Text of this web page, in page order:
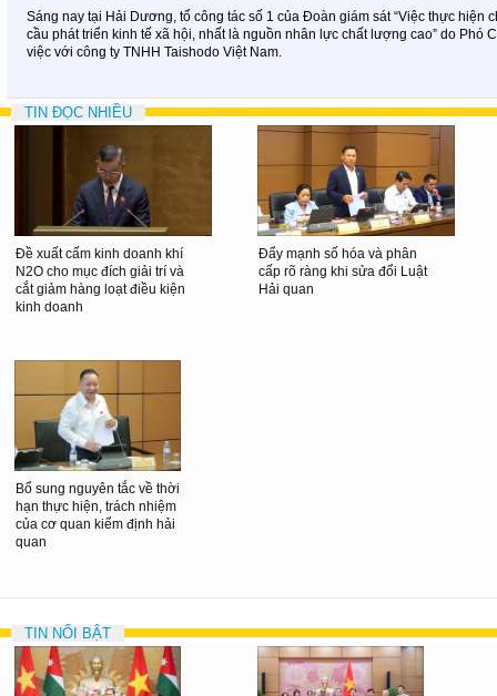
Sáng nay tại Hải Dương, tổ công tác số 1 của Đoàn giám sát “Việc thực
cầu phát triển kinh tế xã hội, nhất là nguồn nhân lực chất lượng cao” do
việc với công ty TNHH Taishodo Việt Nam.
TIN ĐỌC NHIỀU
Đề xuất cấm kinh doanh khí
N2O cho mục đích giải trí và
cắt giảm hàng loạt điều kiện
kinh doanh
Đẩy mạnh số hóa và phân
cấp rõ ràng khi sửa đổi Luật
Hải quan
Bổ sung nguyên tắc về thời
hạn thực hiện, trách nhiệm
của cơ quan kiểm định hải
quan
TIN NỔI BẬT